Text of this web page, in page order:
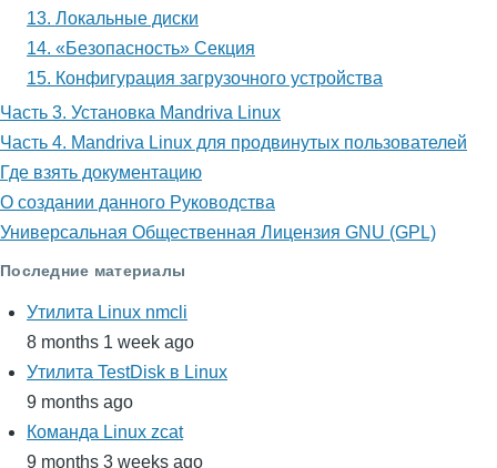
13. Локальные диски
14. «Безопасность» Секция
15. Конфигурация загрузочного устройства
Часть 3. Установка Mandriva Linux
Часть 4. Mandriva Linux для продвинутых пользователей
Где взять документацию
О создании данного Руководства
Универсальная Общественная Лицензия GNU (GPL)
Последние материалы
Утилита Linux nmcli
8 months 1 week ago
Утилита TestDisk в Linux
9 months ago
Команда Linux zcat
9 months 3 weeks ago